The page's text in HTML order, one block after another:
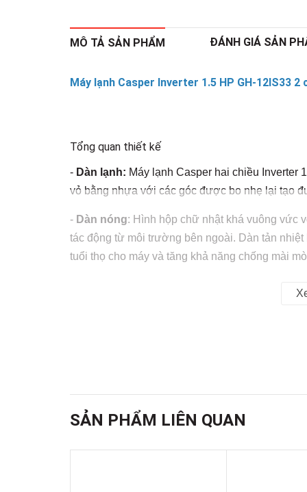
MÔ TẢ SẢN PHẨM ĐÁNH GIÁ SẢN
Máy lạnh Casper Inverter 1.5 HP GH-12IS33 2
Tổng quan thiết kế
- Dàn lạnh: Máy lạnh Casper hai chiều Inverter
vỏ bằng nhựa với các góc được bo nhẹ lại tạo
- Dàn nóng: Hình hộp chữ nhật khá vuông vức
tác động từ môi trường bên ngoài. Dàn tản
tuổi thọ cho máy và tăng khả năng chống mài
SẢN PHẨM LIÊN QUAN